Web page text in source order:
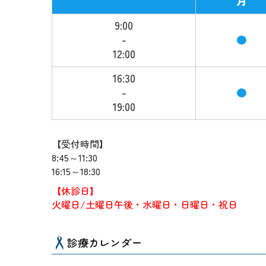
9:00
-
12:00
●
16:30
-
19:00
●
【受付時間】
8:45～11:30
16:15～18:30
【休診日】
火曜日/土曜日午後・ 水曜日 ・日曜日・祝日
診療カレンダー